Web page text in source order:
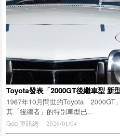
1967年10月問世的Toyota「2000GT
其「後繼者」的特別車型已...
Goo 車訊網 2026/01/04